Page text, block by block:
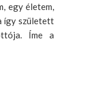
egy életem,
így született
Íme a